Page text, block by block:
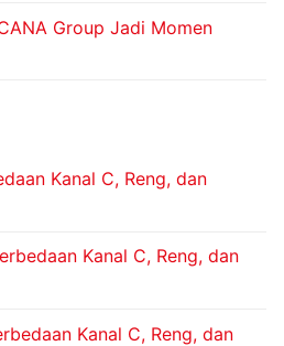
Group Jadi Momen
Kanal C, Reng, dan
Kanal C, Reng, dan
Kanal C, Reng, dan